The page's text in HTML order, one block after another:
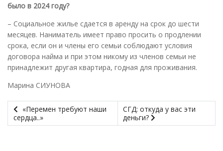
было в 2024 году?
– Социальное жилье сдается в аренду на срок до шести
месяцев. Наниматель имеет право просить о продлении
срока, если он и члены его семьи соблюдают условия
договора найма и при этом никому из членов семьи не
принадлежит другая квартира, годная для проживания.
Марина СИУНОВА
«Перемен требуют наши
сердца..»
СГД: откуда у вас эти
деньги?